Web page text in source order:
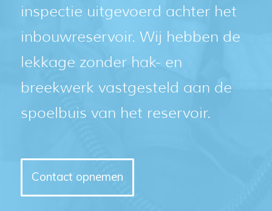
inspectie uitgevoerd achter het
inbouwreservoir. Wij hebben de
lekkage zonder hak- en
breekwerk vastgesteld aan de
spoelbuis van het reservoir.
Contact opnemen